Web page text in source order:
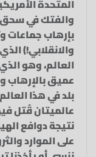
المتحدة
والفتك في سحق
بإرهاب جماعات
والانقلابي!)
العالم، وهو
عميق بالإرهاب
بلد في هذا
نتيجة دوافع
على الموارد